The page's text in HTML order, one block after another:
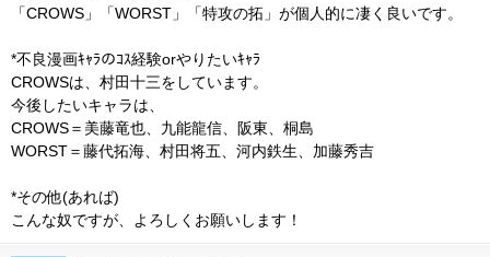
「CROWS」「WORST」「特攻の拓」が個人的に凄く良いです。
*不良漫画ｷｬﾗのｺｽ経験orやりたいｷｬﾗ
CROWSは、村田十三をしています。
今後したいキャラは、
CROWS＝美藤竜也、九能龍信、阪東、桐島
WORST＝藤代拓海、村田将五、河内鉄生、加藤秀吉
*その他(あれば)
こんな奴ですが、よろしくお願いします！